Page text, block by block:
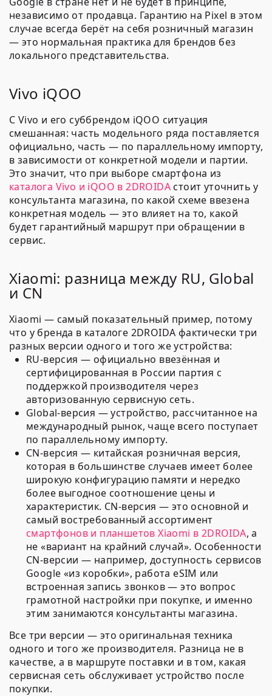
независимо от продавца. Гарантию на Pixel в этом
случае всегда берёт на себя розничный магазин
— это нормальная практика для брендов без
локального представительства.
Vivo iQOO
С Vivo и его суббрендом iQOO ситуация
смешанная: часть модельного ряда поставляется
официально, часть — по параллельному импорту,
в зависимости от конкретной модели и партии.
Это значит, что при выборе смартфона из
каталога Vivo и iQOO в 2DROIDAстоит уточнить у
консультанта магазина, по какой схеме ввезена
конкретная модель — это влияет на то, какой
будет гарантийный маршрут при обращении в
сервис.
Xiaomi: разница между RU, Global
и CN
Xiaomi — самый показательный пример, потому
что у бренда в каталоге 2DROIDA фактически три
разных версии одного и того же устройства:
RU-версия — официально ввезённая и
сертифицированная в России партия с
поддержкой производителя через
авторизованную сервисную сеть.
Global-версия — устройство, рассчитанное на
международный рынок, чаще всего поступает
по параллельному импорту.
CN-версия — китайская розничная версия,
которая в большинстве случаев имеет более
широкую конфигурацию памяти и нередко
более выгодное соотношение цены и
характеристик. CN-версия — это основной и
самый востребованный ассортимент
смартфонов и планшетов Xiaomi в 2DROIDA, а
не «вариант на крайний случай». Особенности
CN-версии — например, доступность сервисов
Google «из коробки», работа eSIM или
встроенная запись звонков — это вопрос
грамотной настройки при покупке, и именно
этим занимаются консультанты магазина.
Все три версии — это оригинальная техника
одного и того же производителя. Разница не в
качестве, а в маршруте поставки и в том, какая
сервисная сеть обслуживает устройство после
покупки.